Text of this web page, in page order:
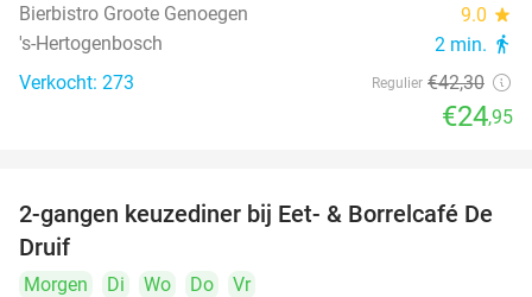
Bierbistro Groote Genoegen
9.0 star
's-Hertogenbosch 2 min. directions_walk
Verkocht: 273 Regulier €42,30
€24,95
37%
2-gangen keuzediner bij Eet- & Borrelcafé De
Druif
Morgen Di Wo Do
Vr